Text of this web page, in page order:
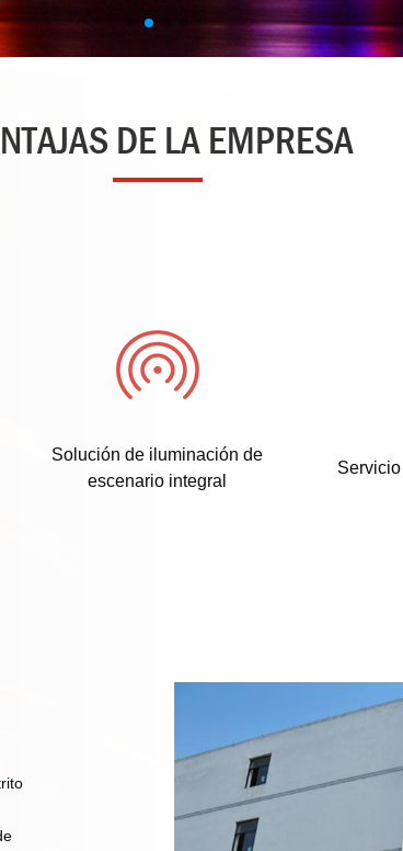
DE LA EMPRESA
Solución de iluminación de
escenario integral